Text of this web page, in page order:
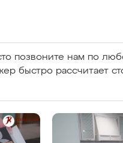
позвоните нам по
быстро рассчитает